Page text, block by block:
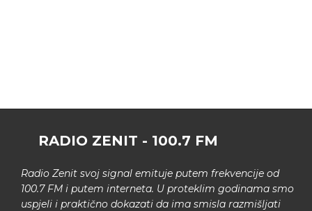
RADIO ZENIT - 100.7 FM
Radio Zenit svoj signal emituje putem frekvencije od
100.7 FM i putem interneta. U proteklim godinama smo
uspjeli i praktično dokazati da ima smisla razmišljati